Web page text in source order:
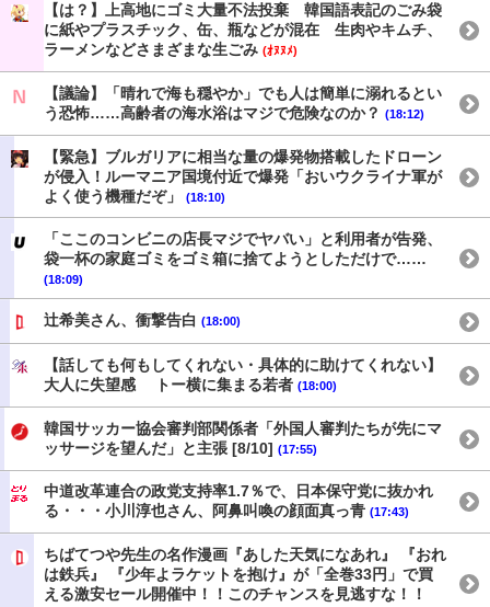
【は？】上高地にゴミ大量不法投棄 韓国語表記のごみ袋
に紙やプラスチック、缶、瓶などが混在 生肉やキムチ、
ラーメンなどさまざまな生ごみ (ｵﾇﾇﾒ)
【議論】「晴れで海も穏やか」でも人は簡単に溺れるとい
う恐怖……高齢者の海水浴はマジで危険なのか？ (18:12)
【緊急】ブルガリアに相当な量の爆発物搭載したドローン
が侵入！ルーマニア国境付近で爆発「おいウクライナ軍が
よく使う機種だぞ」
(18:10)
「ここのコンビニの店長マジでヤバい」と利用者が告発、
袋一杯の家庭ゴミをゴミ箱に捨てようとしただけで……
(18:09)
辻希美さん、衝撃告白 (18:00)
【話しても何もしてくれない・具体的に助けてくれない】
大人に失望感 トー横に集まる若者 (18:00)
韓国サッカー協会審判部関係者「外国人審判たちが先にマ
ッサージを望んだ」と主張 [8/10] (17:55)
中道改革連合の政党支持率1.7％で、日本保守党に抜かれ
る・・・小川淳也さん、阿鼻叫喚の顔面真っ青 (17:43)
ちばてつや先生の名作漫画『あした天気になあれ』 『おれ
は鉄兵』 『少年よラケットを抱け』が「全巻33円」で買
える激安セール開催中！！このチャンスを見逃すな！！